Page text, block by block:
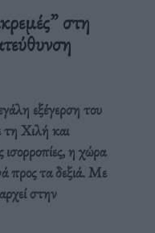
στη
εξέγερση του
Χιλή και
ισορροπίες, η χώρα
προς τα δεξιά. Με
στην